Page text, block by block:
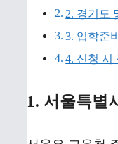
2. 경기도
3. 입학준
4. 신청 시
1. 서울특별